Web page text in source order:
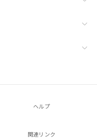
ヘルプ
関連リンク